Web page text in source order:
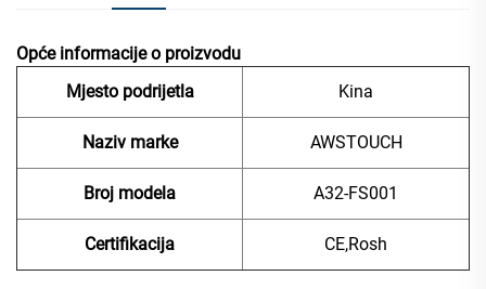
Opće informacije o proizvodu
Mjesto podrijetla
Kina
Naziv marke AWSTOUCH
Broj modela A32-FS001
Certifikacija CE,Rosh